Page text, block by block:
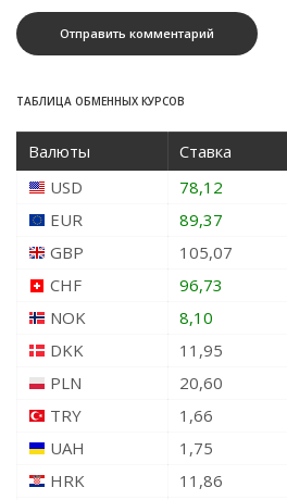
ТАБЛИЦА ОБМЕННЫХ КУРСОВ
Валюты Ставка
USD
78,12
EUR
89,37
GBP
105,07
CHF
96,73
NOK
8,10
DKK
11,95
PLN
20,60
TRY
1,66
UAH
1,75
HRK
11,86